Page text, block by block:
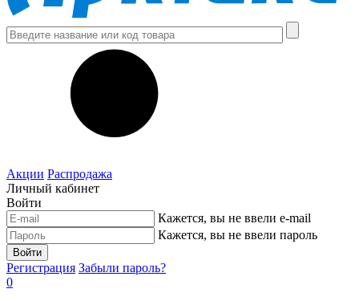
Акции Распродажа
Личный кабинет
Войти
Кажется, вы не ввели e-mail
Кажется, вы не ввели пароль
Войти
Регистрация Забыли пароль?
0